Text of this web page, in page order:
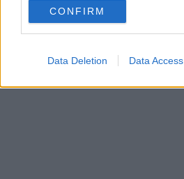
CONFIRM
Data Deletion Data Access